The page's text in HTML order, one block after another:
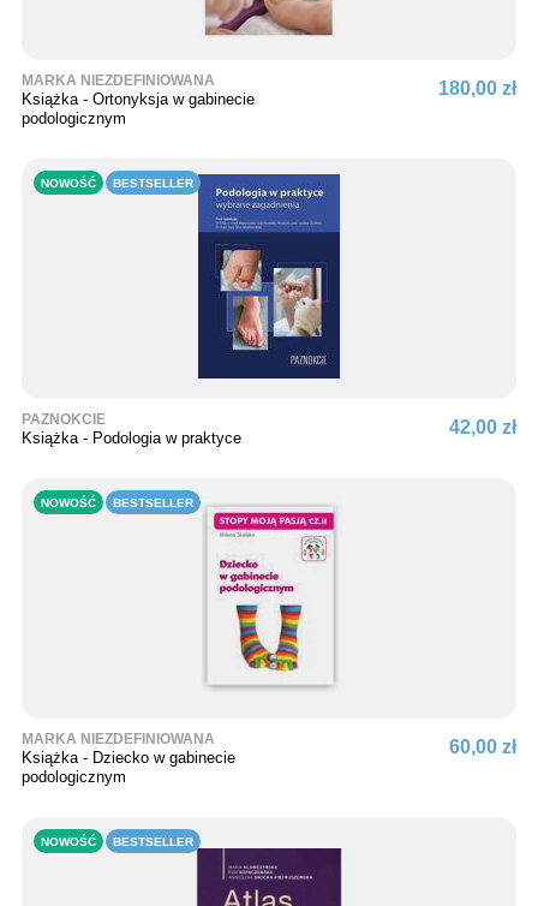
MARKA NIEZDEFINIOWANA
Książka - Ortonyksja w gabinecie
podologicznym
180,00 zł
NOWOŚĆ BESTSELLER
PAZNOKCIE
Książka - Podologia w praktyce
42,00 zł
NOWOŚĆ BESTSELLER
MARKA NIEZDEFINIOWANA
Książka - Dziecko w gabinecie
podologicznym
60,00 zł
NOWOŚĆ BESTSELLER